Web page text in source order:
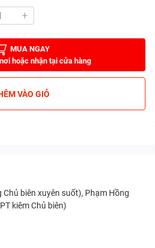
MUA NGAY
hoặc nhận tại cửa hàng
VÀO GIỎ
Chủ biên xuyên suốt), Phạm Hồng
kiêm Chủ biên)